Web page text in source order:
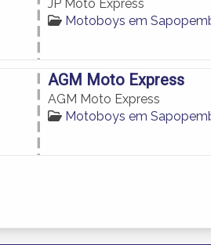
JP Moto Express
Motoboys em
AGM Moto Express
AGM Moto Express
Motoboys em